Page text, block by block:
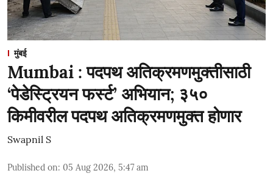
मुंबई
Mumbai : पदपथ अतिक्रमणमुक्तीसाठी
‘पेडेस्ट्रियन फर्स्ट’ अभियान; ३५०
किमीवरील पदपथ अतिक्रमणमुक्त होणार
Swapnil S
Published on: 05 Aug 2026, 5:47 am